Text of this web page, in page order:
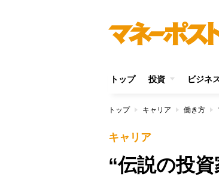
トップ 投資 ビジネ
トップ キャリア 働き方
キャリア
“伝説の投